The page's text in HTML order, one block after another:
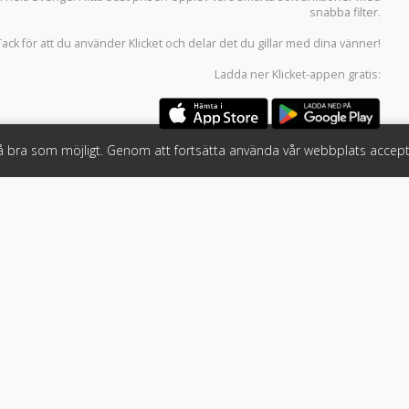
snabba filter.
för att du använder Klicket och delar det du gillar med dina vänner!
Ladda ner Klicket-appen gratis:
som möjligt. Genom att fortsätta använda vår webbplats